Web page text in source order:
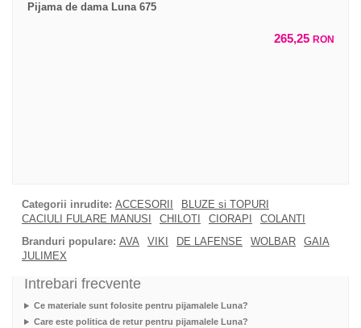
Pijama de dama Luna 675
265,25 RON
Categorii inrudite: ACCESORII
BLUZE si TOPURI
CACIULI FULARE MANUSI
CHILOTI CIORAPI
COLANTI
Branduri populare: AVA VIKI DE LAFENSE WOLBAR
GAIA
JULIMEX
Intrebari frecvente
Ce materiale sunt folosite pentru pijamalele Luna?
Care este politica de retur pentru pijamalele Luna?